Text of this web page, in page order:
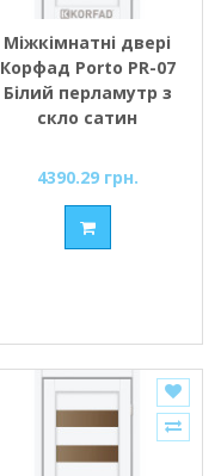
Міжкімнатні двері
Корфад Porto PR-07
Білий перламутр з
скло сатин
4390.29 грн.